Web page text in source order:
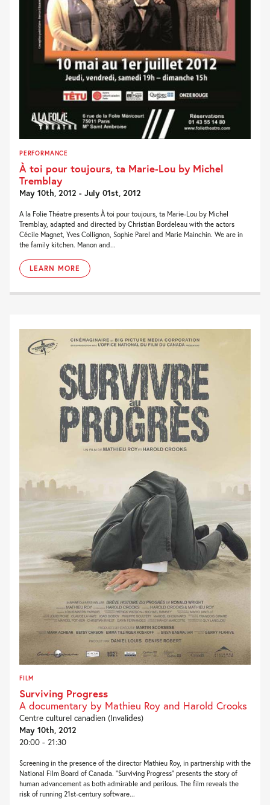
PERFORMANCE
À toi pour toujours, ta Marie-Lou by Michel
Tremblay
May 10th, 2012 - July 01st, 2012
A la Folie Théatre presents À toi pour toujours, ta Marie-Lou by Michel
Tremblay, adapted and directed by Christian Bordeleau with the actors
Cécile Magnet, Yves Collignon, Sophie Parel and Marie Mainchin. We are in
the family kitchen. Manon and...
LEARN MORE
FILM
Surviving Progress
A documentary by Mathieu Roy and Harold Crooks
Centre culturel canadien (Invalides)
May 10th, 2012
20:00 - 21:30
Screening in the presence of the director Mathieu Roy, in partnership with the
National Film Board of Canada. “Surviving Progress” presents the story of
human advancement as both admirable and perilous. The film reveals the
risk of running 21st-century software...